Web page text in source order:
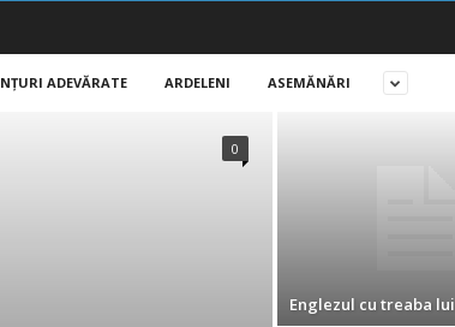
ADEVĂRATE ARDELENI ASEMĂNĂRI
0
Englezul cu treaba lui